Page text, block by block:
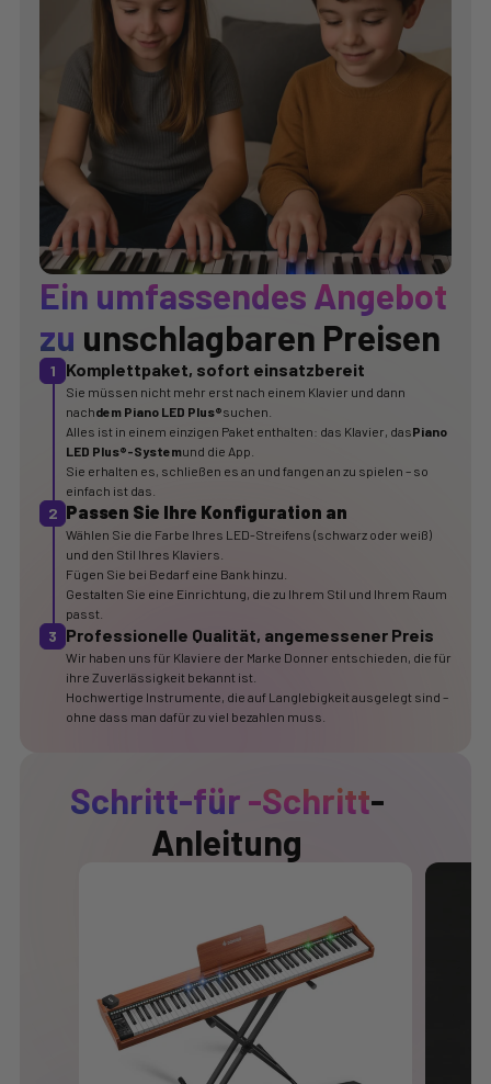
Ein umfassendes Angebot
zu unschlagbaren Preisen
1 Komplettpaket, sofort einsatzbereit
Sie müssen nicht mehr erst nach einem Klavier und dann
nachdem Piano LED Plus®suchen.
Alles ist in einem einzigen Paket enthalten: das Klavier, dasPiano
LED Plus®-Systemund die App.
Sie erhalten es, schließen es an und fangen an zu spielen – so
einfach ist das.
2 Passen Sie Ihre Konfiguration an
Wählen Sie die Farbe Ihres LED-Streifens (schwarz oder weiß)
und den Stil Ihres Klaviers.
Fügen Sie bei Bedarf eine Bank hinzu.
Gestalten Sie eine Einrichtung, die zu Ihrem Stil und Ihrem Raum
passt.
3 Professionelle Qualität, angemessener Preis
Wir haben uns für Klaviere der Marke Donner entschieden, die für
ihre Zuverlässigkeit bekannt ist.
Hochwertige Instrumente, die auf Langlebigkeit ausgelegt sind –
ohne dass man dafür zu viel bezahlen muss.
Schritt-für -Schritt-
Anleitung